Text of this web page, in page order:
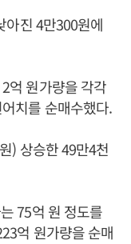
아진 4만300원에
억 원가량을 각각
치를 순매수했다.
) 상승한 49만4천
75억 원 정도를
억 원가량을 순매